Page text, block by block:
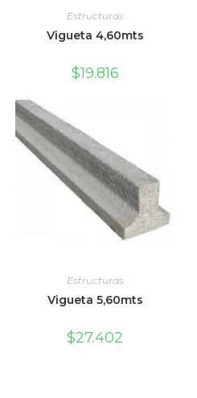
Estructuras
Vigueta 4,60mts
$19.816
Estructuras
Vigueta 5,60mts
$27.402